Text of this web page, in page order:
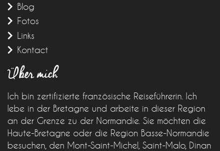
Blog
Fotos
Links
Kontact
Über mich
Ich bin zertifizierte französische Reiseführerin. Ich
lebe in der Bretagne und arbeite in dieser Region
an der Grenze zu der Normandie. Sie möchten die
Haute-Bretagne oder die Region Basse-Normandie
besuchen, den Mont-Saint-Michel, Saint-Malo, Dinan